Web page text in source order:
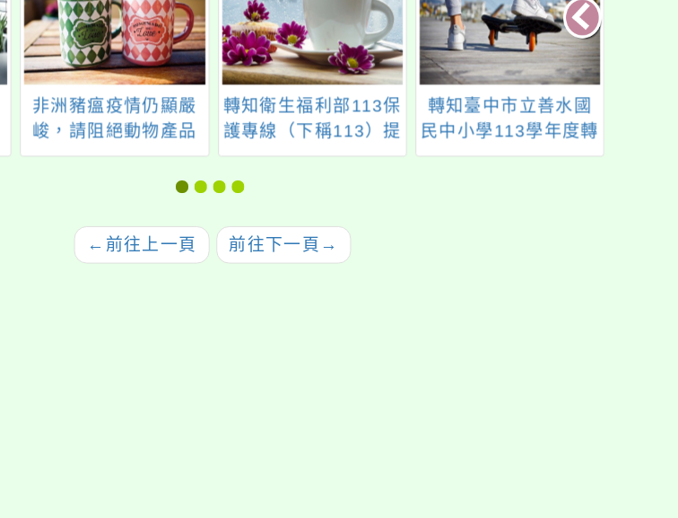
非洲豬瘟疫情仍顯嚴
峻，請阻絕動物產品
違法輸入
轉知衛生福利部113保
護專線（下稱113）提
供電話、網路對談、
簡訊服務及多國語言
請查照。
轉知臺中市立善水國
民中小學113學年度轉
介就讀簡章（詳附
← 前往上一頁 前往下一頁 →